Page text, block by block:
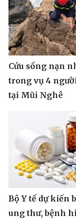
Cứu sống nạn
trong vụ 4
tại Mũi Nghê
Bộ Y tế dự kiến
ung thư, bệnh